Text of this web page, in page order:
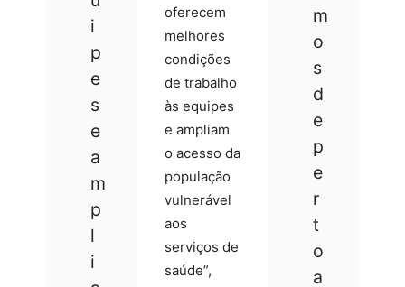
i
p
e
s
e
a
m
p
l
i
m
o
s
d
e
p
e
r
t
o
a
oferecem
melhores
condições
de trabalho
às equipes
e ampliam
o acesso da
população
vulnerável
aos
serviços de
saúde”,